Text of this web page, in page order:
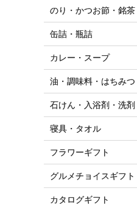
のり・かつお節・銘茶
缶詰・瓶詰
カレー・スープ
油・調味料・はちみつ
石けん・入浴剤・洗剤
寝具・タオル
フラワーギフト
グルメチョイスギフト
カタログギフト